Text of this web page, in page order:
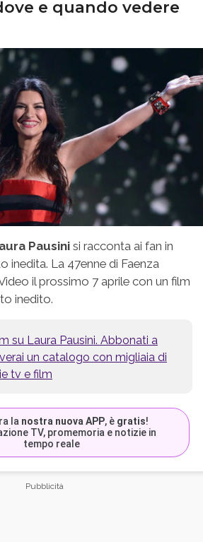
e quando vedere
Pausinisi racconta ai fan in
inedita. La 47enne di Faenza
il prossimo 7 aprile con un film
inedito.
su Laura Pausini. Abbonati a
un catalogo con migliaia di
tv e film
la nostra nuova APP, è gratis!
TV, promemoria e notizie in
tempo reale